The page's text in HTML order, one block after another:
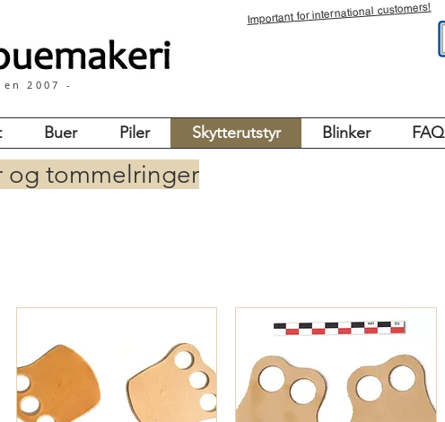
2007 -
Importantfor international customers!
Buer Piler Skytterutstyr Blinker FAQ
og tommelringer